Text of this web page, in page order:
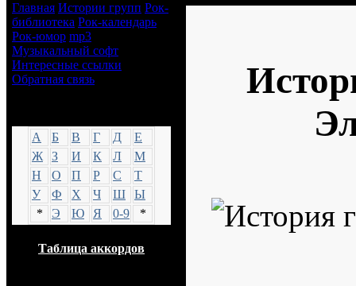
Главная Истории групп Рок-
библиотека Рок-календарь
Рок-юмор mp3
Музыкальный софт
Интересные ссылки
Обратная связь
А
Б В Г Д
Е
Ж
З И К Л
М
Н
О П Р С
Т
У
Ф Х Ч Ш
Ы
*
Э Ю Я 0-9 *
Таблица аккордов